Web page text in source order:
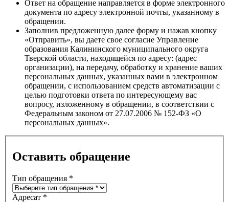
Ответ на обращение направляется в форме электронного
документа по адресу электронной почты, указанному в
обращении.
Заполнив предложенную далее форму и нажав кнопку
«Отправить», вы даете свое согласие Управление
образования Калининского муниципального округа
Тверской области, находящейся по адресу: (адрес
организации), на передачу, обработку и хранение ваших
персональных данных, указанных вами в электронном
обращении, с использованием средств автоматизации с
целью подготовки ответа по интересующему вас
вопросу, изложенному в обращении, в соответствии с
Федеральным законом от 27.07.2006 № 152-ФЗ «О
персональных данных».
Оставить обращение
Тип обращения *
Адресат *